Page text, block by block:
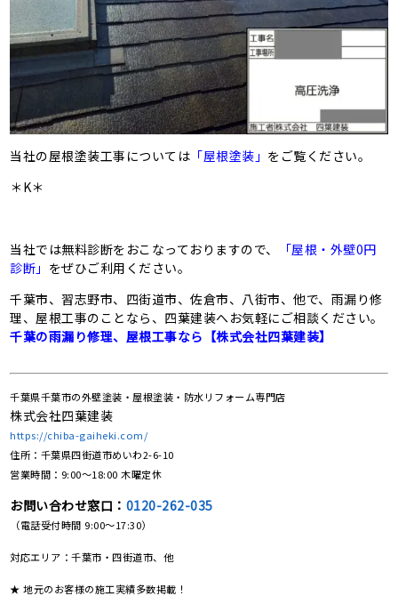
当社の屋根塗装工事については 「屋根塗装」 をご覧ください。
＊K＊
当社では無料診断をおこなっておりますので、
「屋根・外壁0円
診断」 をぜひご利用ください。
千葉市、習志野市、四街道市、佐倉市、八街市、他で、雨漏り修
理、屋根工事のことなら、四葉建装へお気軽にご相談ください。
千葉の雨漏り修理、屋根工事なら【株式会社四葉建装】
千葉県千葉市の外壁塗装・屋根塗装・防水リフォーム専門店
株式会社四葉建装
https://chiba-gaiheki.com/
住所：千葉県四街道市めいわ2-6-10
営業時間：9:00〜18:00 木曜定休
お問い合わせ窓口： 0120-262-035
（電話受付時間 9:00〜17:30）
対応エリア：千葉市・四街道市、他
★ 地元のお客様の施工実績多数掲載！